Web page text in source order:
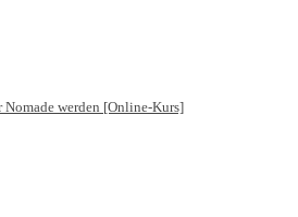
werden [Online-Kurs]